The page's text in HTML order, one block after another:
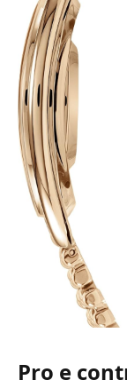
Pro e